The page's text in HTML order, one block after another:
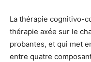
La thérapie cognitivo-
thérapie axée sur le
probantes, et qui met
entre quatre